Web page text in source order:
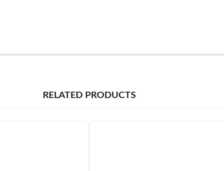
RELATED PRODUCTS